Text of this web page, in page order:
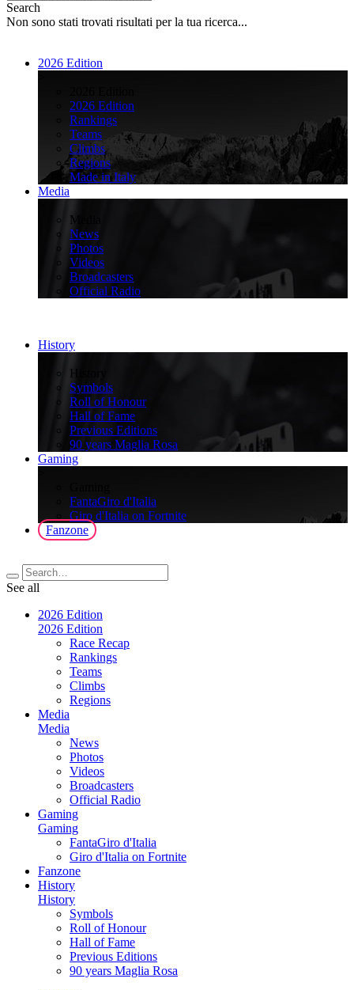
Search
Non sono stati trovati risultati per la tua ricerca...
2026 Edition
2026 Edition
Rankings
Teams
Climbs
Regions
Made in Italy
Media
Media
News
Photos
Videos
Broadcasters
Official Radio
History
History
Symbols
Roll of Honour
Hall of Fame
Previous Editions
90 years Maglia Rosa
Gaming
FantaGiro d'Italia
Giro d'Italia on Fortnite
Fanzone
See all
2026 Edition
2026 Edition
Race Recap
Rankings
Teams
Climbs
Regions
Media
Media
News
Photos
Videos
Broadcasters
Official Radio
Gaming
Gaming
FantaGiro d'Italia
Giro d'Italia on Fortnite
Fanzone
History
History
Symbols
Roll of Honour
Hall of Fame
Previous Editions
90 years Maglia Rosa